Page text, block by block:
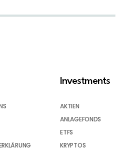
Investments
AKTIEN
ANLAGEFONDS
ETFS
KRYPTOS